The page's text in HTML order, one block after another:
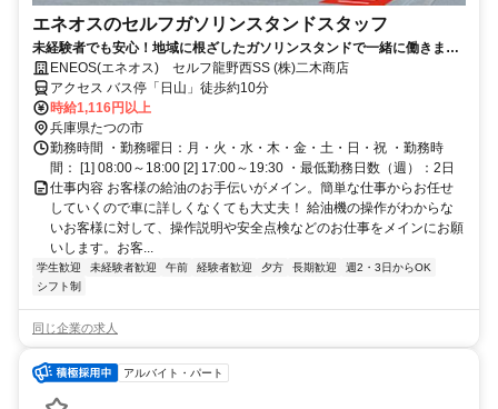
エネオスのセルフガソリンスタンドスタッフ
未経験者でも安心！地域に根ざしたガソリンスタンドで一緒に働きませ
んか？ENEOS(エネオス) セルフ龍野西SS (株)二木商店
アクセス バス停「日山」徒歩約10分
時給1,116円以上
兵庫県たつの市
勤務時間 ・勤務曜日：月・火・水・木・金・土・日・祝 ・勤務時
間： [1] 08:00～18:00 [2] 17:00～19:30 ・最低勤務日数（週）：2日
仕事内容 お客様の給油のお手伝いがメイン。簡単な仕事からお任せ
していくので車に詳しくなくても大丈夫！ 給油機の操作がわからな
いお客様に対して、操作説明や安全点検などのお仕事をメインにお願
いします。お客...
学生歓迎 未経験者歓迎 午前 経験者歓迎 夕方 長期歓迎
週2・3日からOK
シフト制
同じ企業の求人
アルバイト・パート